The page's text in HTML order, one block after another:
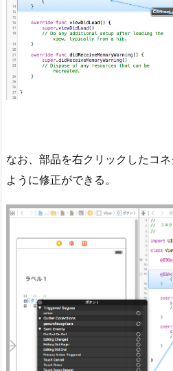
なお、部品を右クリックしたコ
ように修正ができる。